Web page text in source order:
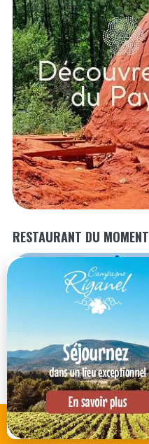
RESTAURANT DU MOMENT
Trouvez un logement